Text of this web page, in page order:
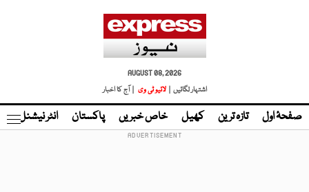
AUGUST 08, 2026
اشتہار لگائیں |
لائیو ٹی وی | آج کا اخبار
صفحۂ اول تازہ ترین کھیل خاص خبریں پاکستان انٹر نیشنل